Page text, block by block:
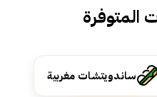
المتوفرة
ساندويتشات مغربية